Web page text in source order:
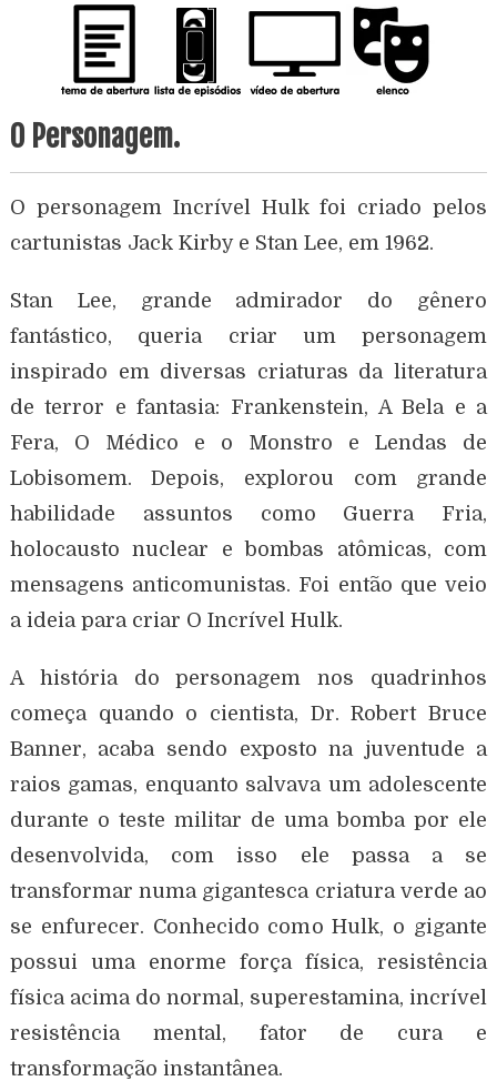
O Personagem.
O personagem Incrível Hulk foi criado pelos
cartunistas Jack Kirby e Stan Lee, em 1962.
Stan Lee, grande admirador do gênero
fantástico, queria criar um personagem
inspirado em diversas criaturas da literatura
de terror e fantasia: Frankenstein, A Bela e a
Fera, O Médico e o Monstro e Lendas de
Lobisomem. Depois, explorou com grande
habilidade assuntos como Guerra Fria,
holocausto nuclear e bombas atômicas, com
mensagens anticomunistas. Foi então que veio
a ideia para criar O Incrível Hulk.
A história do personagem nos quadrinhos
começa quando o cientista, Dr. Robert Bruce
Banner, acaba sendo exposto na juventude a
raios gamas, enquanto salvava um adolescente
durante o teste militar de uma bomba por ele
desenvolvida, com isso ele passa a se
transformar numa gigantesca criatura verde ao
se enfurecer. Conhecido como Hulk, o gigante
possui uma enorme força física, resistência
física acima do normal, superestamina, incrível
resistência mental, fator de cura e
transformação instantânea.